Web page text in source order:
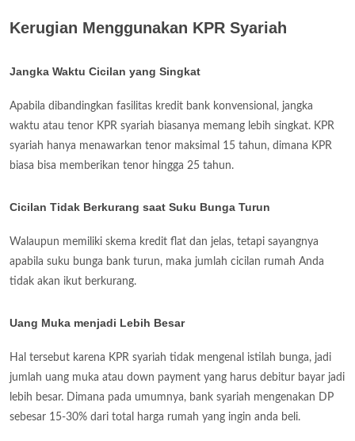
Kerugian Menggunakan KPR Syariah
Jangka Waktu Cicilan yang Singkat
Apabila dibandingkan fasilitas kredit bank konvensional, jangka
waktu atau tenor KPR syariah biasanya memang lebih singkat. KPR
syariah hanya menawarkan tenor maksimal 15 tahun, dimana KPR
biasa bisa memberikan tenor hingga 25 tahun.
Cicilan Tidak Berkurang saat Suku Bunga Turun
Walaupun memiliki skema kredit flat dan jelas, tetapi sayangnya
apabila suku bunga bank turun, maka jumlah cicilan rumah Anda
tidak akan ikut berkurang.
Uang Muka menjadi Lebih Besar
Hal tersebut karena KPR syariah tidak mengenal istilah bunga, jadi
jumlah uang muka atau down payment yang harus debitur bayar jadi
lebih besar. Dimana pada umumnya, bank syariah mengenakan DP
sebesar 15-30% dari total harga rumah yang ingin anda beli.